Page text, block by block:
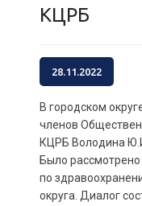
КЦРБ
28.11.2022
В городском
членов
КЦРБ Володина
Было
по
округа. Диалог